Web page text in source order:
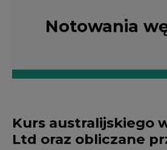
Notowania
Kurs australijskiego
Ltd oraz obliczane